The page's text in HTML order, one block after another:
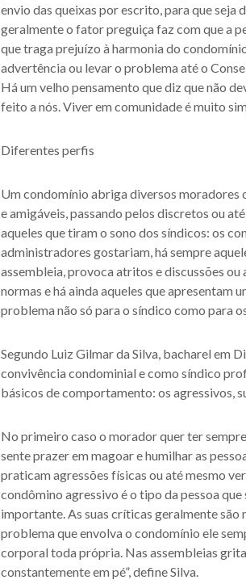
envio das queixas por escrito, para que
geralmente o fator preguiça faz com que a
que traga prejuízo à harmonia do
advertência ou levar o problema até o
Há um velho pensamento que diz que não
feito a nós. Viver em comunidade é muito
Diferentes perfis
Um condomínio abriga diversos moradores
e amigáveis, passando pelos discretos ou
aqueles que tiram o sono dos síndicos: os
administradores gostariam, há sempre
assembleia, provoca atritos e discussões
normas e há ainda aqueles que apresentam
problema não só para o síndico como para
Segundo Luiz Gilmar da Silva, bacharel em
convivência condominial e como síndico
básicos de comportamento: os agressivos,
No primeiro caso o morador quer ter
sente prazer em magoar e humilhar as
praticam agressões físicas ou até mesmo
condômino agressivo é o tipo da pessoa
importante. As suas críticas geralmente são
problema que envolva o condomínio ele
corporal toda própria. Nas assembleias
constantemente em pé”, define Silva.